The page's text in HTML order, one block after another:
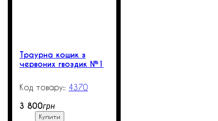
Траурна кошик з
червоних гвоздик №1
4370
3 800грн
Купити